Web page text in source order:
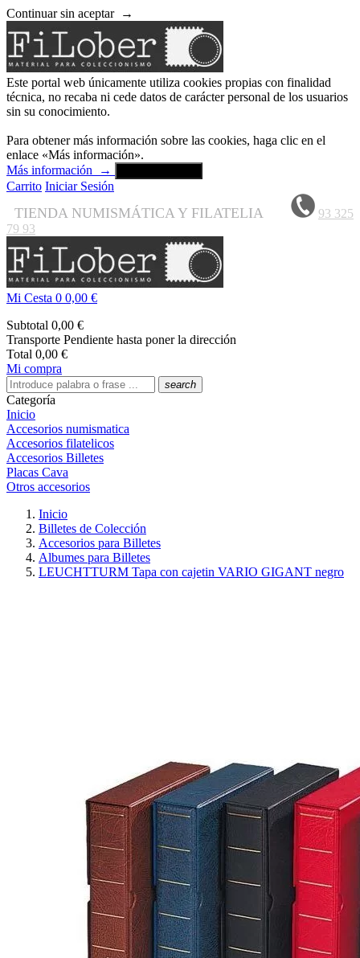
Continuar sin aceptar →
Este portal web únicamente utiliza cookies propias con finalidad
técnica, no recaba ni cede datos de carácter personal de los usuarios
sin su conocimiento.
Para obtener más información sobre las cookies, haga clic en el
enlace «Más información».
Más información
→
Carrito Iniciar Sesión
TIENDA NUMISMÁTICA Y FILATELIA
93 325
79 93
Mi Cesta 0 0,00 €
Subtotal 0,00 €
Transporte Pendiente hasta poner la dirección
Total 0,00 €
Mi compra
search
Categoría
Inicio
Accesorios numismatica
Accesorios filatelicos
Accesorios Billetes
Placas Cava
Otros accesorios
Inicio
Billetes de Colección
Accesorios para Billetes
Albumes para Billetes
LEUCHTTURM Tapa con cajetin VARIO GIGANT negro